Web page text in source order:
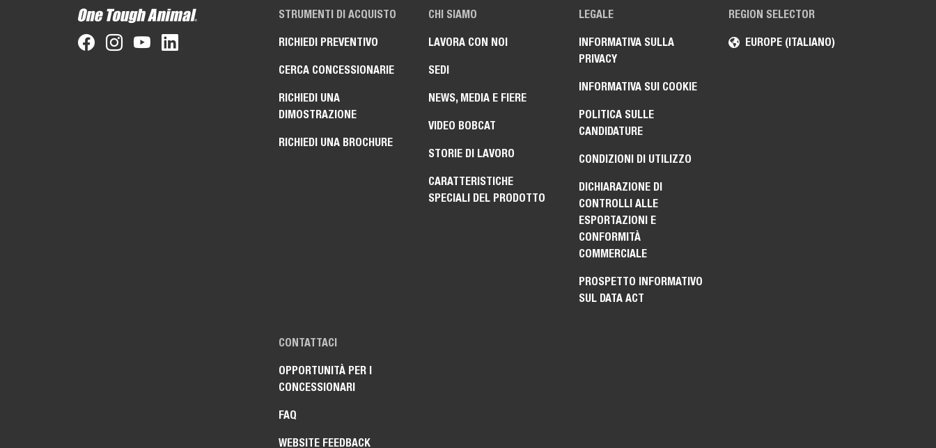
REGION SELECTOR
EUROPE (ITALIANO)
STRUMENTI DI ACQUISTO
RICHIEDI PREVENTIVO
CERCA CONCESSIONARIE
RICHIEDI UNA
DIMOSTRAZIONE
RICHIEDI UNA BROCHURE
CHI SIAMO
LAVORA CON NOI
SEDI
NEWS, MEDIA E FIERE
VIDEO BOBCAT
STORIE DI LAVORO
CARATTERISTICHE
SPECIALI DEL PRODOTTO
LEGALE
INFORMATIVA SULLA
PRIVACY
INFORMATIVA SUI COOKIE
POLITICA SULLE
CANDIDATURE
CONDIZIONI DI UTILIZZO
DICHIARAZIONE DI
CONTROLLI ALLE
ESPORTAZIONI E
CONFORMITÀ
COMMERCIALE
PROSPETTO INFORMATIVO
SUL DATA ACT
CONTATTACI
OPPORTUNITÀ PER I
CONCESSIONARI
FAQ
WEBSITE FEEDBACK